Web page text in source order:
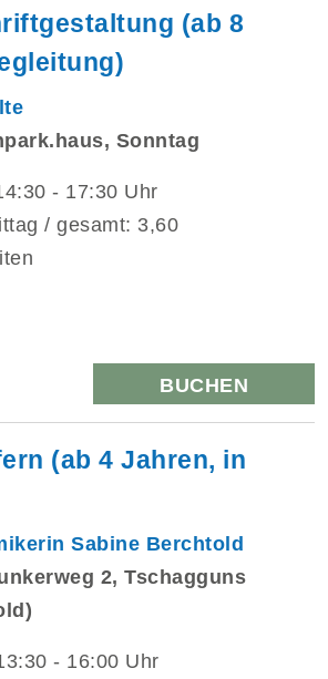
(ab 8
Sonntag
- 17:30 Uhr
/ gesamt: 3,60
BUCHEN
(ab 4 Jahren, in
Sabine Berchtold
2, Tschagguns
- 16:00 Uhr